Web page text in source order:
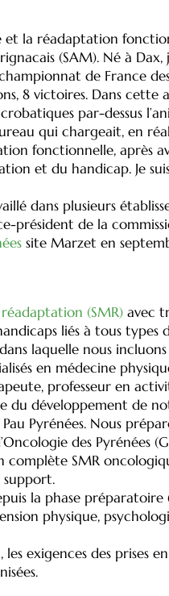
et la réadaptation
(SAM). Né à Dax,
de France des
8 victoires. Dans cette
par-dessus
qui chargeait, en
fonctionnelle, après
et du handicap. Je
dans plusieurs
président de la
site Marzet en
(SMR) avec
liés à tous types
laquelle nous
en médecine
professeur en
du développement de
Pyrénées. Nous
des Pyrénées
SMR
support.
la phase préparatoire
physique,
exigences des prises